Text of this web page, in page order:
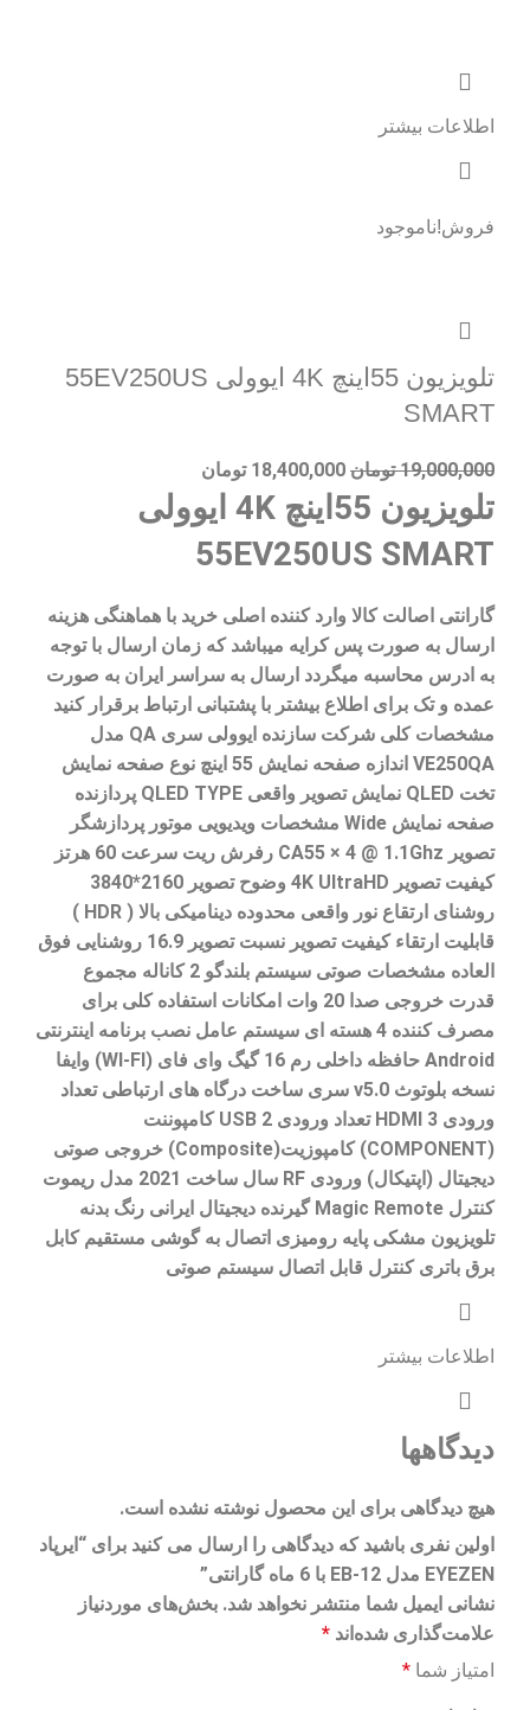
اطلاعات بیشتر
فروش!ناموجود
تلویزیون 55اینچ 4K ایوولی 55EV250US
SMART
19,000,000 تومان 18,400,000 تومان
تلویزیون 55اینچ 4K ایوولی
55EV250US SMART
گارانتی اصالت کالا وارد کننده اصلی خرید با هماهنگی هزینه
ارسال به صورت پس کرایه میباشد که زمان ارسال با توجه
به ادرس محاسبه میگردد ارسال به سراسر ایران به صورت
عمده و تک برای اطلاع بیشتر با پشتبانی ارتباط برقرار کنید
مشخصات کلی شرکت سازنده ایوولی سری QA مدل
VE250QA اندازه صفحه نمایش 55 اینچ نوع صفحه نمایش
تخت QLED نمایش تصویر واقعی QLED TYPE پردازنده
صفحه نمایش Wide مشخصات ویدیویی موتور پردازشگر
تصویر CA55 × 4 @ 1.1Ghz رفرش ریت سرعت 60 هرتز
کیفیت تصویر 4K UltraHD وضوح تصویر 2160*3840
روشنای ارتقاع نور واقعی محدوده دینامیکی بالا ( HDR )
قابليت ارتقاء کيفيت تصوير نسبت تصویر 16.9 روشنایی فوق
العاده مشخصات صوتی سیستم بلندگو 2 کاناله مجموع
قدرت خروجی صدا 20 وات امکانات استفاده کلی برای
مصرف کننده 4 هسته ای سیستم عامل نصب برنامه اینترنتی
Android حافظه داخلی رم 16 گیگ وای فای (WI-FI) وایفا
نسخه بلوتوث v5.0 سری ساخت درگاه های ارتباطی تعداد
ورودی HDMI 3 تعداد ورودی USB 2 کامپوننت
(COMPONENT) کامپوزیت(Composite) خروجی صوتی
دیجیتال (اپتیکال) ورودی RF سال ساخت 2021 مدل ریموت
کنترل Magic Remote گیرنده دیجیتال ایرانی رنگ بدنه
تلویزیون مشکی پایه رومیزی اتصال به گوشی مستقیم کابل
برق باتری کنترل قابل اتصال سیستم صوتی
اطلاعات بیشتر
دیدگاهها
هیچ دیدگاهی برای این محصول نوشته نشده است.
اولین نفری باشید که دیدگاهی را ارسال می کنید برای “ایرپاد
EYEZEN مدل EB-12 با 6 ماه گارانتی”
نشانی ایمیل شما منتشر نخواهد شد. بخش‌های موردنیاز
علامت‌گذاری شده‌اند *
امتیاز شما *